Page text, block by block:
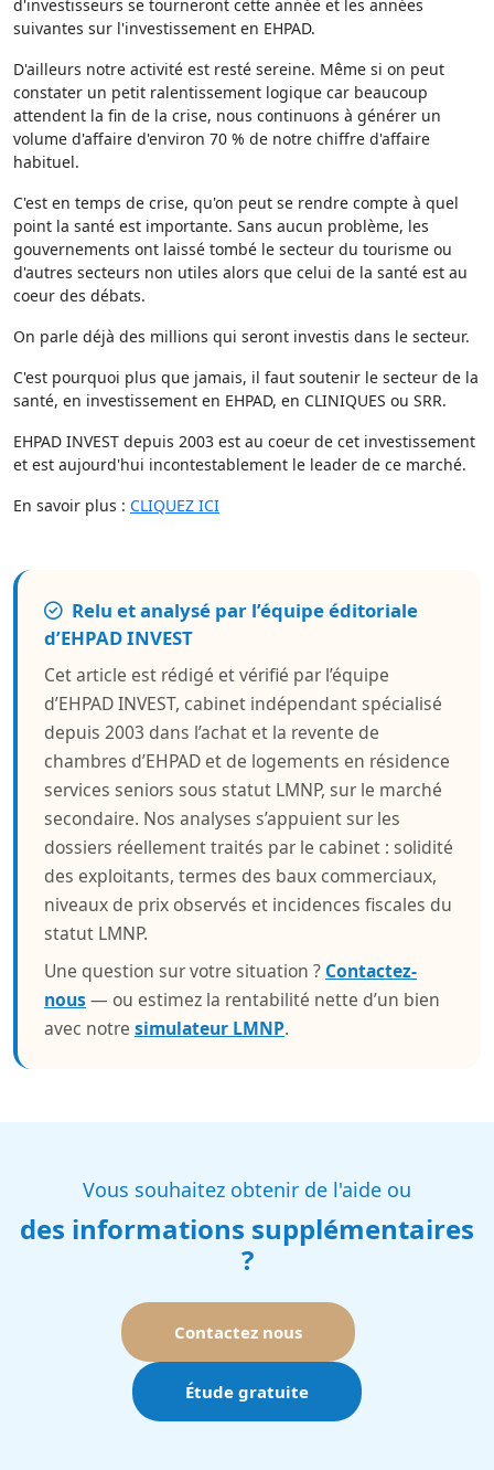
d'investisseurs se tourneront cette année et les années
suivantes sur l'investissement en EHPAD.
D'ailleurs notre activité est resté sereine. Même si on peut
constater un petit ralentissement logique car beaucoup
attendent la fin de la crise, nous continuons à générer un
volume d'affaire d'environ 70 % de notre chiffre d'affaire
habituel.
C'est en temps de crise, qu'on peut se rendre compte à quel
point la santé est importante. Sans aucun problème, les
gouvernements ont laissé tombé le secteur du tourisme ou
d'autres secteurs non utiles alors que celui de la santé est au
coeur des débats.
On parle déjà des millions qui seront investis dans le secteur.
C'est pourquoi plus que jamais, il faut soutenir le secteur de la
santé, en investissement en EHPAD, en CLINIQUES ou SRR.
EHPAD INVEST depuis 2003 est au coeur de cet investissement
et est aujourd'hui incontestablement le leader de ce marché.
En savoir plus : CLIQUEZ ICI
Relu et analysé par l’équipe éditoriale
d’EHPAD INVEST
Cet article est rédigé et vérifié par l’équipe
d’EHPAD INVEST, cabinet indépendant spécialisé
depuis 2003 dans l’achat et la revente de
chambres d’EHPAD et de logements en résidence
services seniors sous statut LMNP, sur le marché
secondaire. Nos analyses s’appuient sur les
dossiers réellement traités par le cabinet : solidité
des exploitants, termes des baux commerciaux,
niveaux de prix observés et incidences fiscales du
statut LMNP.
Une question sur votre situation ? Contactez-
nous— ou estimez la rentabilité nette d’un bien
avec notre simulateur LMNP.
Vous souhaitez obtenir de l'aide ou
des informations supplémentaires
?
Contactez nous
Étude gratuite